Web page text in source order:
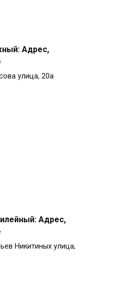
Адрес,
улица, 20а
Адрес,
Никитиных улица,